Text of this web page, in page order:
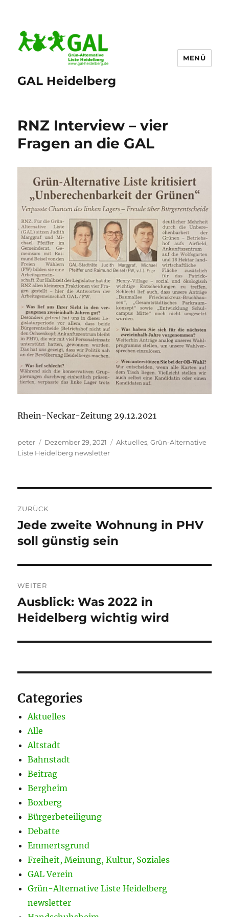
GAL Heidelberg
MENÜ
RNZ Interview – vier
Fragen an die GAL
Rhein-Neckar-Zeitung 29.12.2021
Autor
peter
Veröffentlicht
am
Dezember 29, 2021 Kategorien
Aktuelles,Grün-Alternative
Liste Heidelberg newsletter
ZURÜCK
Vorheriger
Beitrag:
Jede zweite Wohnung in PHV
soll günstig sein
WEITER
Nächster
Beitrag:
Ausblick: Was 2022 in
Heidelberg wichtig wird
Categories
Aktuelles
Alle
Altstadt
Bahnstadt
Beitrag
Bergheim
Boxberg
Bürgerbeteiligung
Debatte
Emmertsgrund
Freiheit, Meinung, Kultur, Soziales
GAL Verein
Grün-Alternative Liste Heidelberg
newsletter